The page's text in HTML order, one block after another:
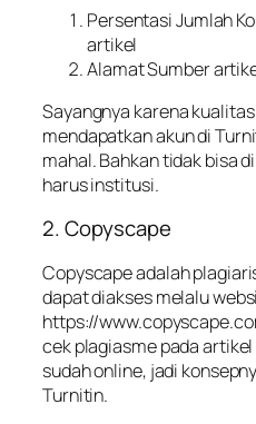
Persentasi Jumlah
artikel
Alamat Sumber
Sayangnya karena
mendapatkan akun di
mahal. Bahkan tidak bisa
harus institusi.
2. Copyscape
Copyscape adalah
dapat diakses melalu
https://
cek plagiasme pada
sudah online, jadi
Turnitin.